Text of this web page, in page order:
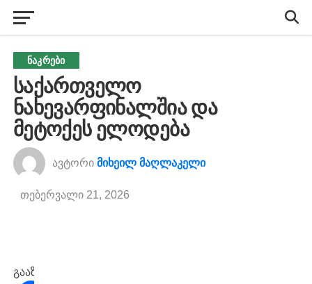
ᲜᲐᲙᲠᲔᲑᲘ
საქართველო
ნახევარფინალშია და
მეტოქეს ელოდება
ავტორი მიხეილ მაღლაკელი
თებერვალი 21, 2026
გააზიარეთ